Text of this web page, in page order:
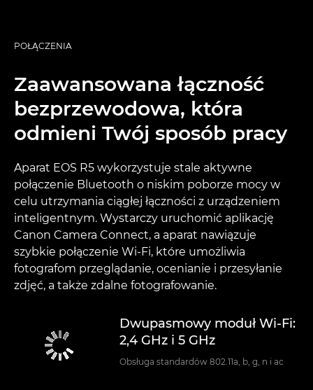
POŁĄCZENIA
Zaawansowana łączność
bezprzewodowa, która
odmieni Twój sposób pracy
Aparat EOS R5 wykorzystuje stale aktywne
połączenie Bluetooth o niskim poborze mocy w
celu utrzymania ciągłej łączności z urządzeniem
inteligentnym. Wystarczy uruchomić aplikację
Canon Camera Connect, a aparat nawiązuje
szybkie połączenie Wi-Fi, które umożliwia
fotografom przeglądanie, ocenianie i przesyłanie
zdjęć, a także zdalne fotografowanie.
Dwupasmowy moduł Wi-Fi:
2,4 GHz i 5 GHz
Obsługa standardów 802.11a, b, g, n i ac